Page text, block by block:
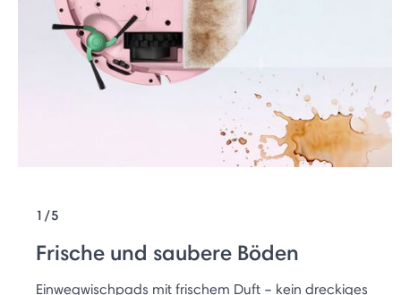
1/5
Frische und saubere Böden
Einwegwischpads mit frischem Duft – kein dreckiges